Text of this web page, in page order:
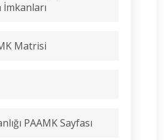
Matrisi
PAAMK Sayfası